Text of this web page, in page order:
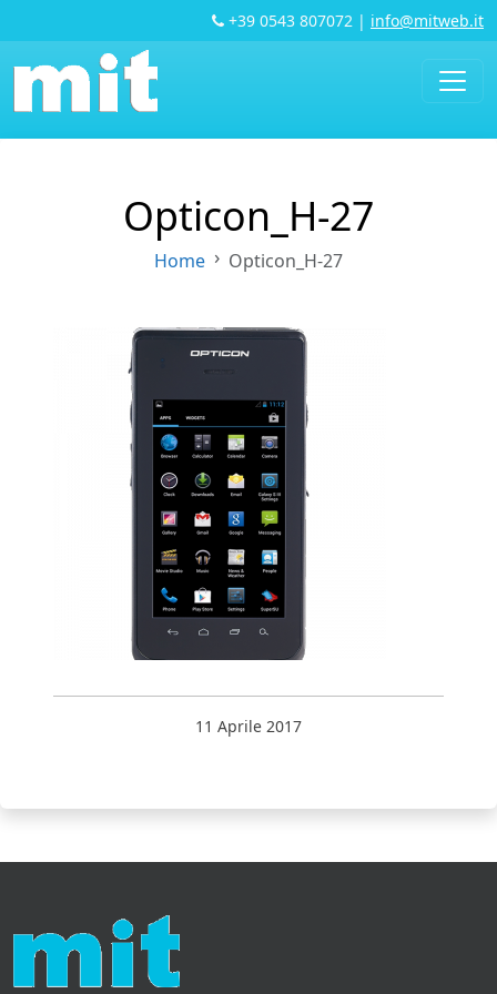
+39 0543 807072 | info@mitweb.it
Opticon_H-27
Home Opticon_H-27
11 Aprile 2017